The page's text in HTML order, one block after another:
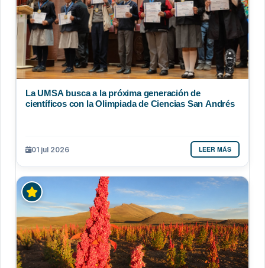
La UMSA busca a la próxima generación de
científicos con la Olimpiada de Ciencias San Andrés
01 jul 2026 LEER MÁS